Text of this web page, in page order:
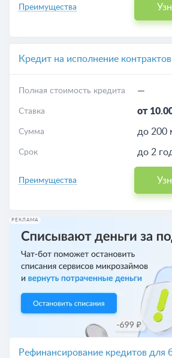
Преимущества
Кредит на исполнение контрактов
Полная стоимость кредита —
Ставка от
Сумма до 200
Срок до 2
Преимущества
РЕКЛАМА
Рефинансирование кредитов для